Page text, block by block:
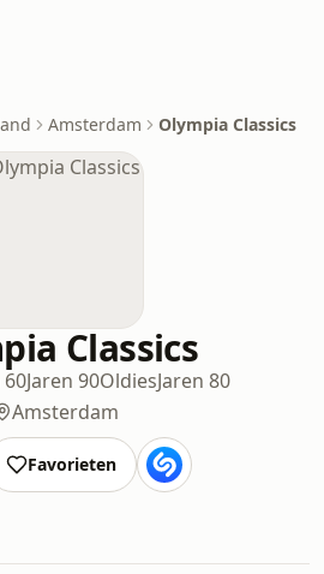
Amsterdam Olympia Classics
Classics
60Jaren 90OldiesJaren 80
Amsterdam
Favorieten